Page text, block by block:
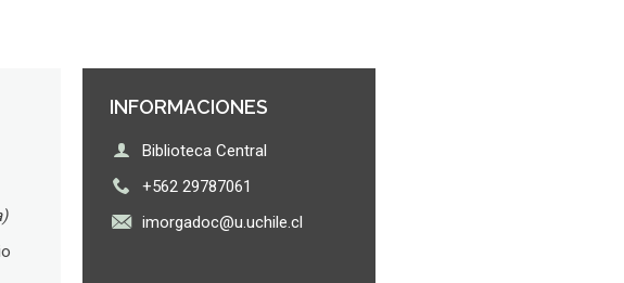
INFORMACIONES
Biblioteca Central
+562 29787061
imorgadoc@u.uchile.cl